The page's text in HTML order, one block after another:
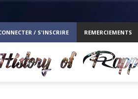
/ S'INSCRIRE REMERCIEMENTS